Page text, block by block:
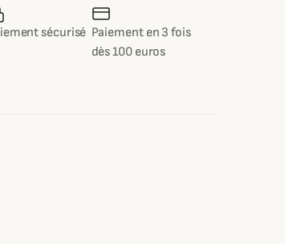
sécurisé Paiement en 3 fois
dès 100 euros